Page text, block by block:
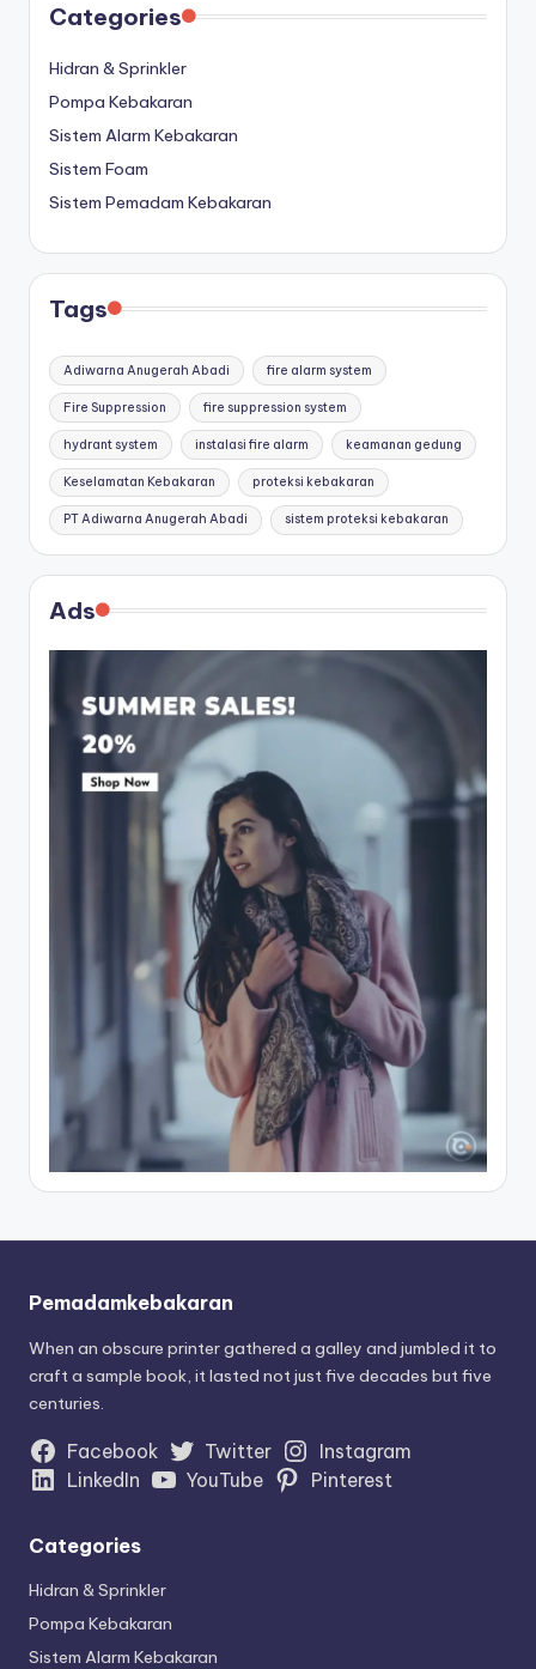
Categories
Hidran & Sprinkler
Pompa Kebakaran
Sistem Alarm Kebakaran
Sistem Foam
Sistem Pemadam Kebakaran
Tags
Adiwarna Anugerah Abadi fire alarm system
Fire Suppression fire suppression system
hydrant system instalasi fire alarm keamanan gedung
Keselamatan Kebakaran proteksi kebakaran
PT Adiwarna Anugerah Abadi sistem proteksi kebakaran
Ads
Pemadamkebakaran
When an obscure printer gathered a galley and jumbled it to
craft a sample book, it lasted not just five decades but five
centuries.
Facebook Twitter
Instagram
LinkedIn
YouTube Pinterest
Categories
Hidran & Sprinkler
Pompa Kebakaran
Sistem Alarm Kebakaran